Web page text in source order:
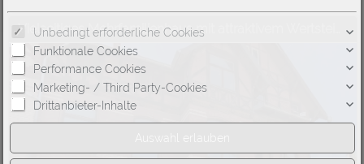
Unbedingt erforderliche Cookies
Funktionale Cookies
Performance Cookies
Marketing- / Third Party-Cookies
Drittanbieter-Inhalte